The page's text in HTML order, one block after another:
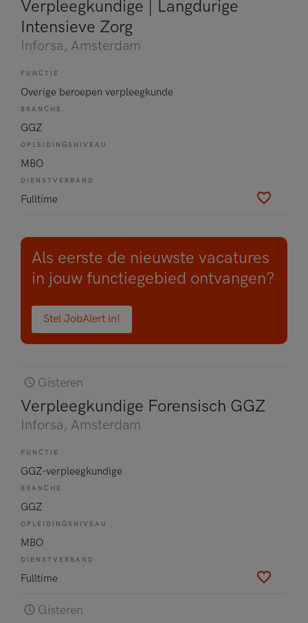
Verpleegkundige | Langdurige
Intensieve Zorg
Inforsa, Amsterdam
FUNCTIE
Overige beroepen verpleegkunde
BRANCHE
GGZ
OPLEIDINGSNIVEAU
MBO
DIENSTVERBAND
Fulltime
Als eerste de nieuwste vacatures
in jouw functiegebied ontvangen?
Stel JobAlert in!
Gisteren
Verpleegkundige Forensisch GGZ
Inforsa, Amsterdam
FUNCTIE
GGZ-verpleegkundige
BRANCHE
GGZ
OPLEIDINGSNIVEAU
MBO
DIENSTVERBAND
Fulltime
Gisteren